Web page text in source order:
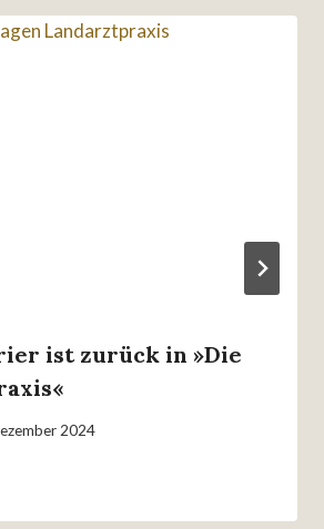
ist zurück in »Die
2024